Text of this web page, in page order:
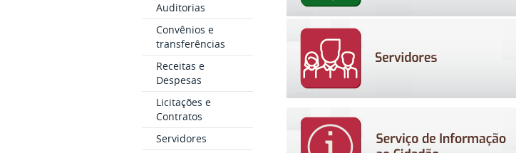
Auditorias
Convênios e
transferências
Receitas e
Despesas
Licitações e
Contratos
Servidores